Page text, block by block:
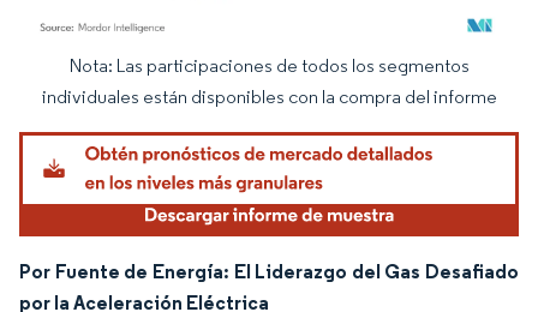
Imagen © Mordor Intelligence. El uso requiere atribución según CC BY 4.0.
Nota: Las participaciones de todos los segmentos
individuales están disponibles con la compra del informe
Por Fuente de Energía: El Liderazgo del Gas Desafiado
por la Aceleración Eléctrica